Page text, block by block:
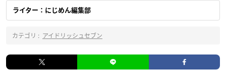
ライター：にじめん編集部
カテゴリ : アイドリッシュセブン